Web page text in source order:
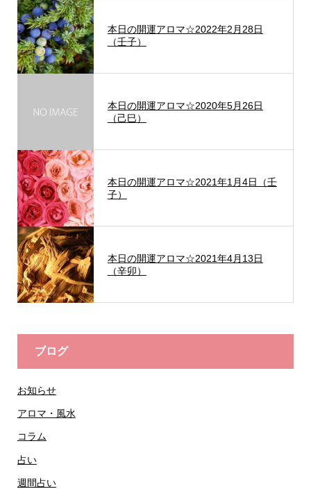
本日の開運アロマ☆2022年2月28日
（壬子）
本日の開運アロマ☆2020年5月26日
（己巳）
本日の開運アロマ☆2021年1月4日（壬
子）
本日の開運アロマ☆2021年4月13日
（辛卯）
ブログ
お知らせ
アロマ・風水
コラム
占い
週間占い